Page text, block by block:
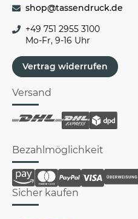
shop@tassendruck.de
+49 751 2955 3100
Mo-Fr, 9-16 Uhr
Vertrag widerrufen
Versand
Bezahlmöglichkeit
Sicher kaufen